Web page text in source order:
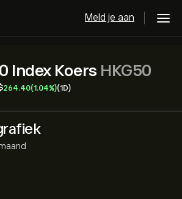
Meld je aan
Index Koers HKG50
264.40(1.04%)(1D)